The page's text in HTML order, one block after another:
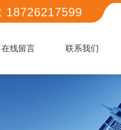
18726217599
在线留言 联系我们